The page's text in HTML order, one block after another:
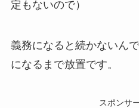
定もないので）
義務になると続かないん
になるまで放置です。
スポンサ